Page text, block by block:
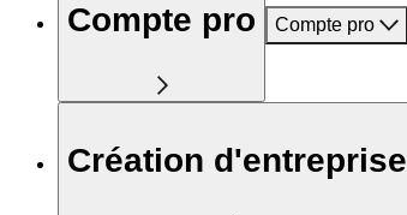
Compte pro Compte pro
Création d'entreprise